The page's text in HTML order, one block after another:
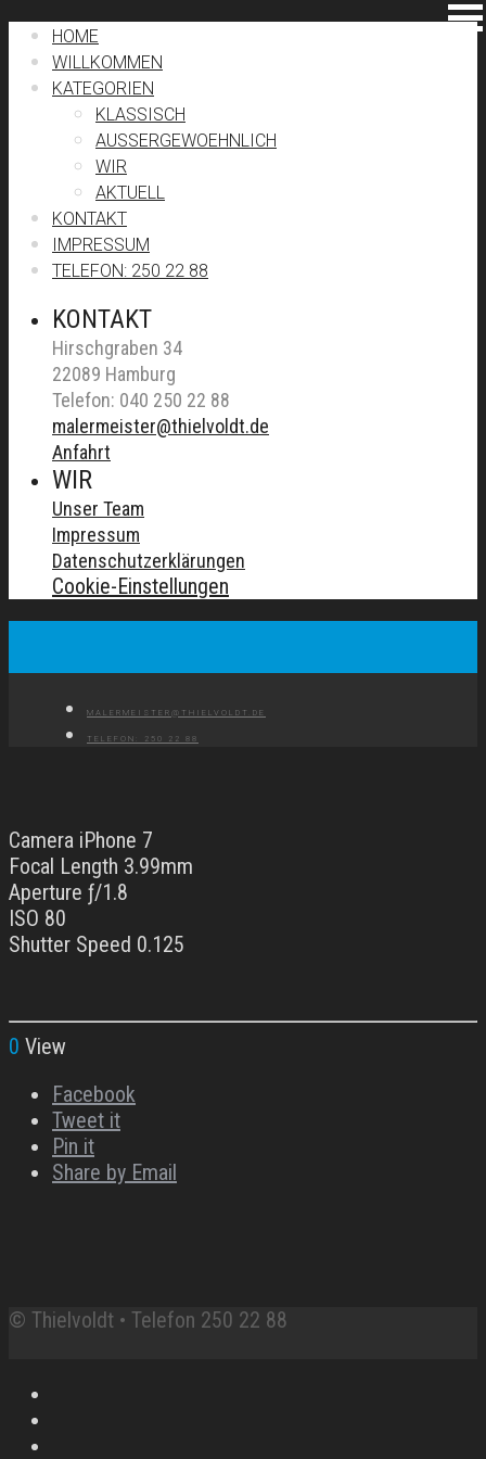
HOME
WILLKOMMEN
KATEGORIEN
KLASSISCH
AUSSERGEWOEHNLICH
WIR
AKTUELL
KONTAKT
IMPRESSUM
TELEFON: 250 22 88
KONTAKT
Hirschgraben 34
22089 Hamburg
Telefon: 040 250 22 88
malermeister@thielvoldt.de
Anfahrt
WIR
Unser Team
Impressum
Datenschutzerklärungen
Cookie-Einstellungen
MALERMEISTER@THIELVOLDT.DE
TELEFON: 250 22 88
Camera iPhone 7
Focal Length 3.99mm
Aperture ƒ/1.8
ISO 80
Shutter Speed 0.125
0 View
Facebook
Tweet it
Pin it
Share by Email
© Thielvoldt • Telefon 250 22 88